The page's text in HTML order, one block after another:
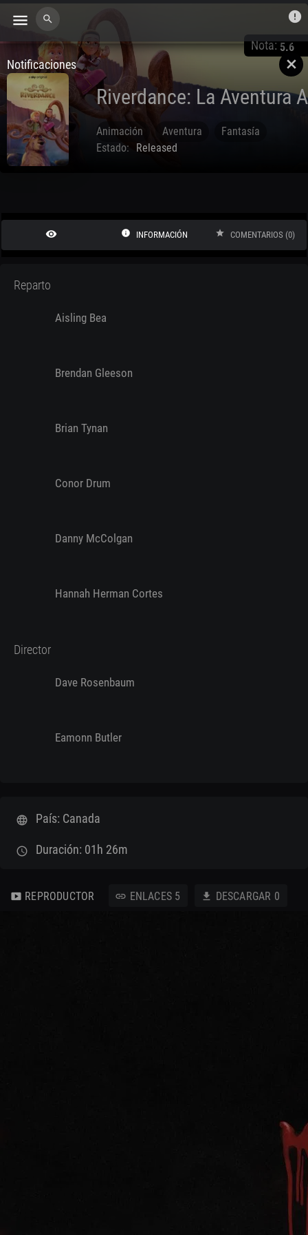
menu search error
close
Notificaciones
Nota:5.6
Riverdance: La Aventura
Animación Aventura
Fantasía
May. 28 2021
Estado: Released
remove_red_eye info INFORMACIÓN star COMENTARIOS (0)
Reparto
Aisling Bea
Brendan Gleeson
Brian Tynan
Conor Drum
Danny McColgan
Hannah Herman Cortes
Director
Dave Rosenbaum
Eamonn Butler
language País: Canada
schedule Duración: 01h 26m
smart_display REPRODUCTOR link ENLACES 5 download DESCARGAR 0